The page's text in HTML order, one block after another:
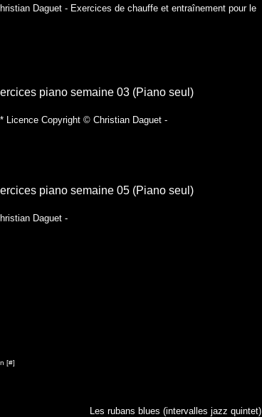
Daguet - Exercices de chauffe et entraînement pour le
piano semaine 03 (Piano seul)
Licence Copyright © Christian Daguet -
piano semaine 05 (Piano seul)
Daguet -
[#]
Les rubans blues (intervalles jazz quintet)